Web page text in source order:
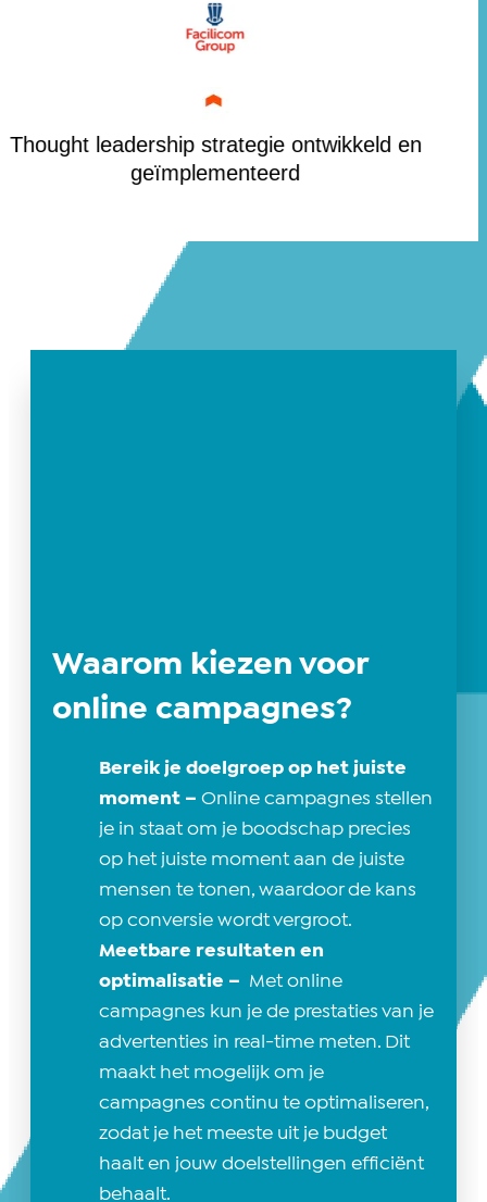
Thought leadership strategie ontwikkeld en
geïmplementeerd
Waarom kiezen voor
online campagnes?
Bereik je doelgroep op het juiste
moment – Online campagnes stellen
je in staat om je boodschap precies
op het juiste moment aan de juiste
mensen te tonen, waardoor de kans
op conversie wordt vergroot.
Meetbare resultaten en
optimalisatie – Met online
campagnes kun je de prestaties van je
advertenties in real-time meten. Dit
maakt het mogelijk om je
campagnes continu te optimaliseren,
zodat je het meeste uit je budget
haalt en jouw doelstellingen efficiënt
behaalt.